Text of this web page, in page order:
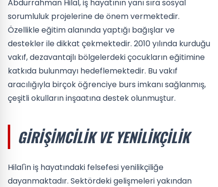
Abdurrahman Hilal, iş hayatının yanı sıra sosyal
sorumluluk projelerine de önem vermektedir.
Özellikle eğitim alanında yaptığı bağışlar ve
destekler ile dikkat çekmektedir. 2010 yılında kurduğu
vakıf, dezavantajlı bölgelerdeki çocukların eğitimine
katkıda bulunmayı hedeflemektedir. Bu vakıf
aracılığıyla birçok öğrenciye burs imkanı sağlanmış,
çeşitli okulların inşaatına destek olunmuştur.
GIRIŞIMCILIK VE YENILIKÇILIK
Hilal'in iş hayatındaki felsefesi yenilikçiliğe
dayanmaktadır. Sektördeki gelişmeleri yakından